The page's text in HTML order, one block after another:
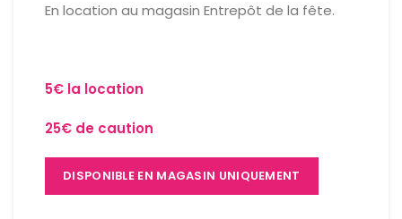
En location au magasin Entrepôt de la fête.
5€ la location
25€ de caution
DISPONIBLE EN MAGASIN UNIQUEMENT